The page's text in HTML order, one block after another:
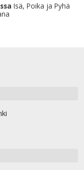
Isä, Poika ja Pyhä